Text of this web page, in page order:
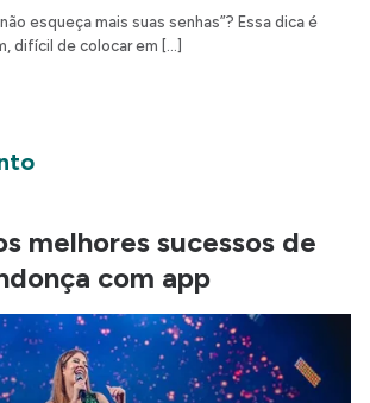
esqueça mais suas senhas”? Essa dica é
difícil de colocar em […]
melhores sucessos de
com app